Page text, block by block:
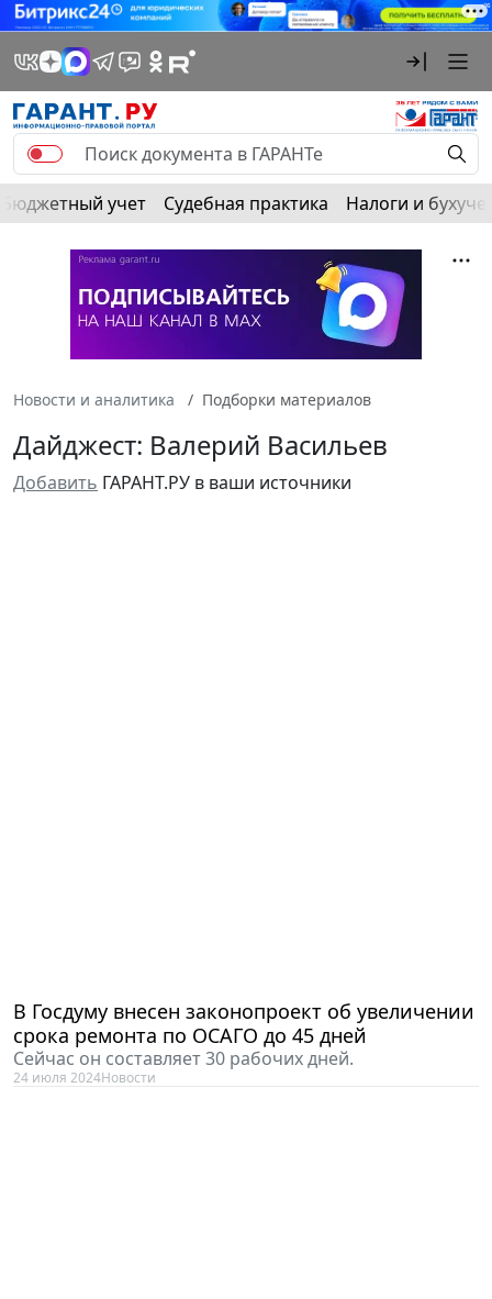
Бюджетный учет Судебная практика Налоги и
Новости и аналитика Подборки материалов
Дайджест: Валерий Васильев
Добавить ГАРАНТ.РУ в ваши источники
В Госдуму внесен законопроект об увеличении
срока ремонта по ОСАГО до 45 дней
Сейчас он составляет 30 рабочих дней.
24 июля 2024Новости